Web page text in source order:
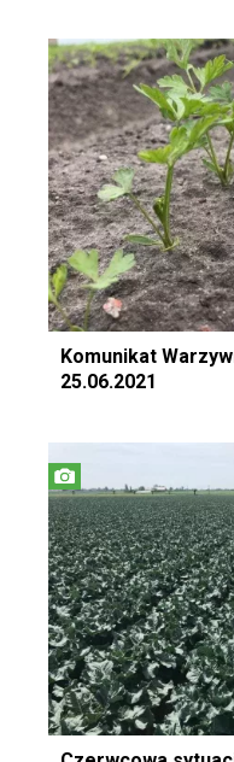
Komunikat
25.06.2021